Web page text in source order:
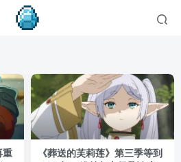
重
《葬送的芙莉莲》第三季等到